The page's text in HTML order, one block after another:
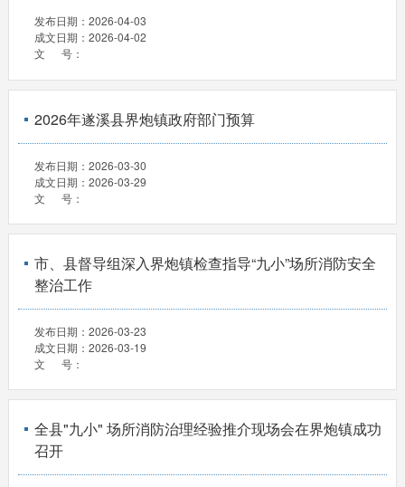
发布日期： 2026-04-03
成文日期： 2026-04-02
文 号：
2026年遂溪县界炮镇政府部门预算
发布日期： 2026-03-30
成文日期： 2026-03-29
文 号：
市、县督导组深入界炮镇检查指导“九小”场所消防安全
整治工作
发布日期： 2026-03-23
成文日期： 2026-03-19
文 号：
全县"九小" 场所消防治理经验推介现场会在界炮镇成功
召开